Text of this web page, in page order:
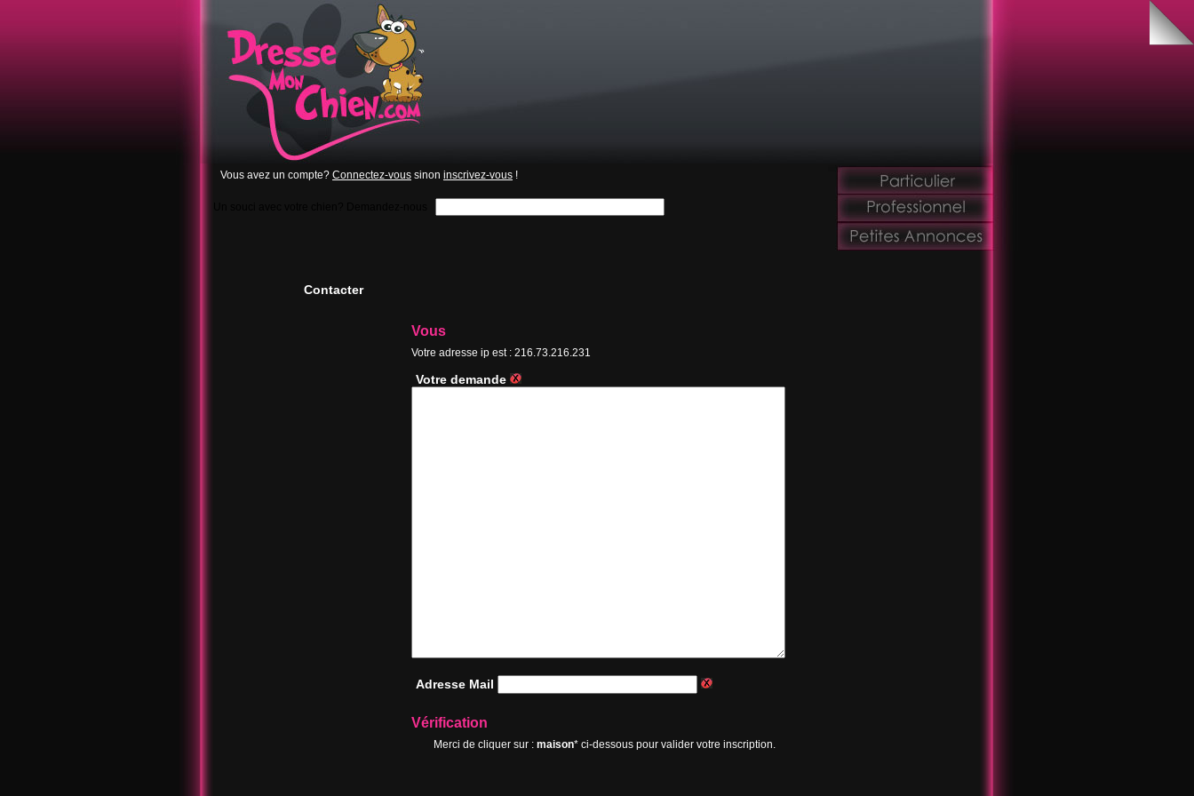
Vous avez un compte? Connectez-vous sinon inscrivez-vous !
Contacter
Vous
Votre adresse ip est : 216.73.216.231
Votre demande
Adresse Mail
Vérification
Merci de cliquer sur : maison* ci-dessous pour valider votre inscription.